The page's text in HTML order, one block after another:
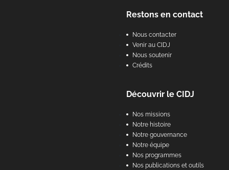
Restons en contact
Nous contacter
Venir au CIDJ
Nous soutenir
Crédits
Découvrir le CIDJ
Nos missions
Notre histoire
Notre gouvernance
Notre équipe
Nos programmes
Nos publications et outils